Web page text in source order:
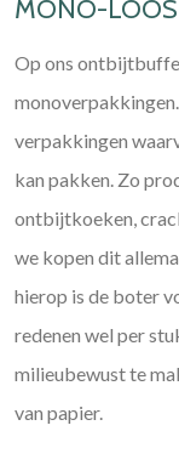
MONO-LOOS
Op ons
verpakkingen
kan pakken. Zo
ontbijtkoeken,
we kopen dit
hierop is de boter
redenen wel per
milieubewust te
van papier.